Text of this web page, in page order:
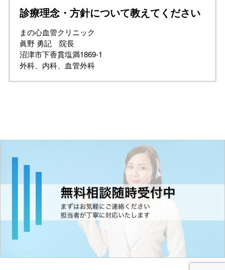
診療理念・方針について教えてください
まの心血管クリニック
眞野 勇記 院長
沼津市下香貫塩満1869-1
外科、内科、血管外科